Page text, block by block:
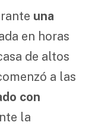
una
en horas
de altos
a las
con
la